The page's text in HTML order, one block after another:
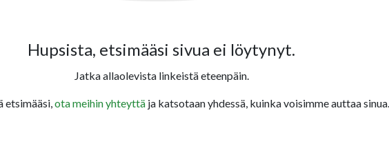
Hupsista, etsimääsi sivua ei löytynyt.
Jatka allaolevista linkeistä eteenpäin.
etsimääsi,ota meihin yhteyttä ja katsotaan yhdessä, kuinka voisimme auttaa sinua.